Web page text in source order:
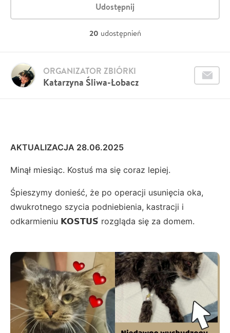
Udostępnij
20 udostępnień
Katarzyna Śliwa-Łobacz
ORGANIZATOR ZBIÓRKI
AKTUALIZACJA 28.06.2025
Minął miesiąc. Kostuś ma się coraz lepiej.
Śpieszymy donieść, że po operacji usunięcia oka,
dwukrotnego szycia podniebienia, kastracji i
odkarmieniu 𝗞𝗢𝗦𝗧𝗨𝗦́ rozgląda się za domem.